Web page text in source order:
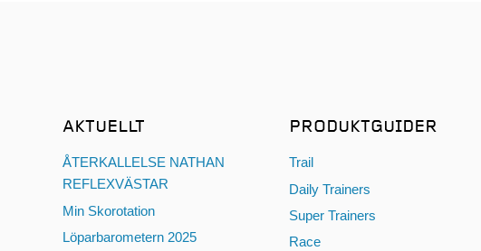
AKTUELLT
ÅTERKALLELSE NATHAN
REFLEXVÄSTAR
Min Skorotation
Löparbarometern 2025
PRODUKTGUIDER
Trail
Daily Trainers
Super Trainers
Race